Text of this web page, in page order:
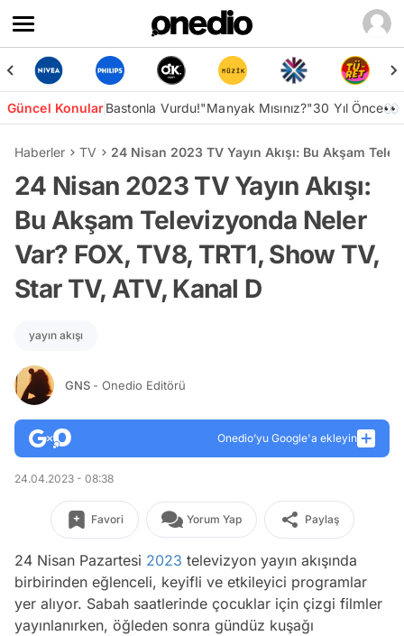
Güncel KonularBastonla Vurdu!"Manyak Mısınız?"30 Yıl Önce👀
Haberler TV 24 Nisan 2023 TV Yayın Akışı: Bu Akşam
24 Nisan 2023 TV Yayın Akışı:
Bu Akşam Televizyonda Neler
Var? FOX, TV8, TRT1, Show TV,
Star TV, ATV, Kanal D
yayın akışı
GNS - Onedio Editörü
Onedio’yu Google'a ekleyin
24.04.2023 - 08:38
Favori Yorum Yap Paylaş
24 Nisan Pazartesi 2023 televizyon yayın akışında
birbirinden eğlenceli, keyifli ve etkileyici programlar
yer alıyor. Sabah saatlerinde çocuklar için çizgi filmler
yayınlanırken, öğleden sonra gündüz kuşağı